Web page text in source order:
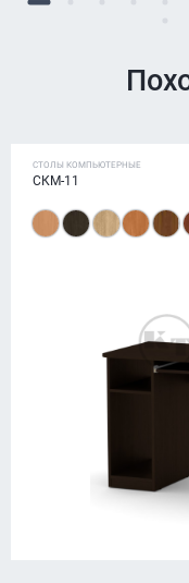
СТОЛЫ КОМПЬЮТЕРНЫЕ
СКМ-11